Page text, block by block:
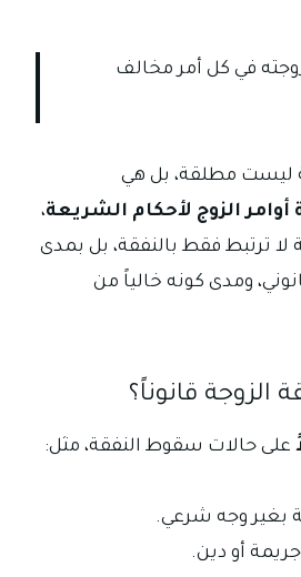
في كل أمر مخالف
ليست مطلقة، بل هي
الزوج لأحكام الشريعة،
ترتبط فقط بالنفقة، بل بمدى
ومدى كونه خالياً من
قانوناً؟
على حالات سقوط النفقة، مثل:
بغير وجه شرعي.
أو دين.